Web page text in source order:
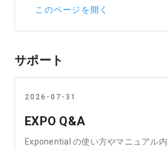
このページを開く
サポート
2026-07-31
EXPO Q&A
Exponential の使い方やマニュアル